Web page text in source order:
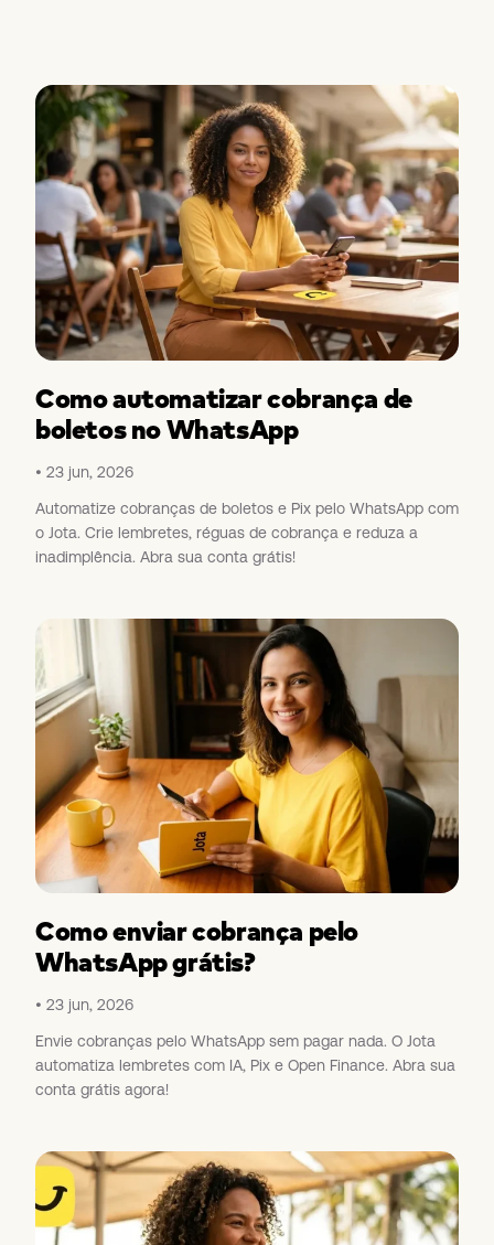
Como automatizar cobrança de
boletos no WhatsApp
23 jun, 2026
Automatize cobranças de boletos e Pix pelo WhatsApp com
o Jota. Crie lembretes, réguas de cobrança e reduza a
inadimplência. Abra sua conta grátis!
Como enviar cobrança pelo
WhatsApp grátis?
23 jun, 2026
Envie cobranças pelo WhatsApp sem pagar nada. O Jota
automatiza lembretes com IA, Pix e Open Finance. Abra sua
conta grátis agora!